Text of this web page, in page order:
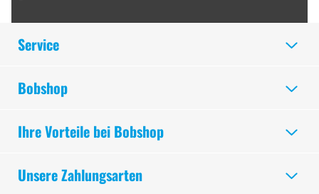
Service
Bobshop
Ihre Vorteile bei Bobshop
Unsere Zahlungsarten